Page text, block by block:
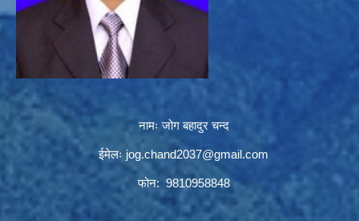
नामः जोग बहादुर चन्द
ईमेलः jog.chand2037@gmail.com
फोन: 9810958848